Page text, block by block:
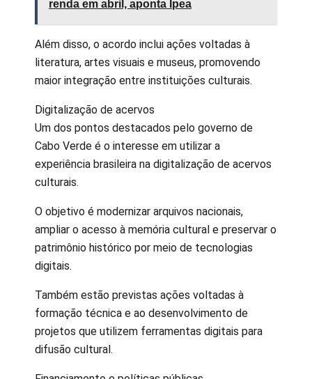
renda em abril, aponta Ipea
Além disso, o acordo inclui ações voltadas à
literatura, artes visuais e museus, promovendo
maior integração entre instituições culturais.
Digitalização de acervos
Um dos pontos destacados pelo governo de
Cabo Verde é o interesse em utilizar a
experiência brasileira na digitalização de acervos
culturais.
O objetivo é modernizar arquivos nacionais,
ampliar o acesso à memória cultural e preservar o
patrimônio histórico por meio de tecnologias
digitais.
Também estão previstas ações voltadas à
formação técnica e ao desenvolvimento de
projetos que utilizem ferramentas digitais para
difusão cultural.